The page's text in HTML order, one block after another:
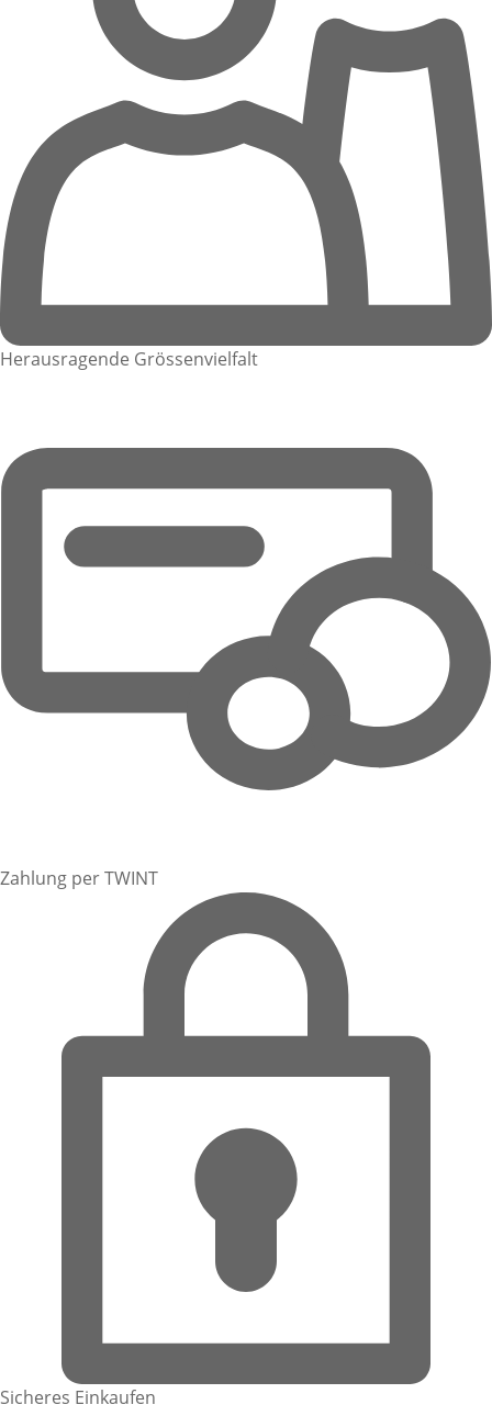
Herausragende Grössenvielfalt
Zahlung per TWINT
Sicheres Einkaufen